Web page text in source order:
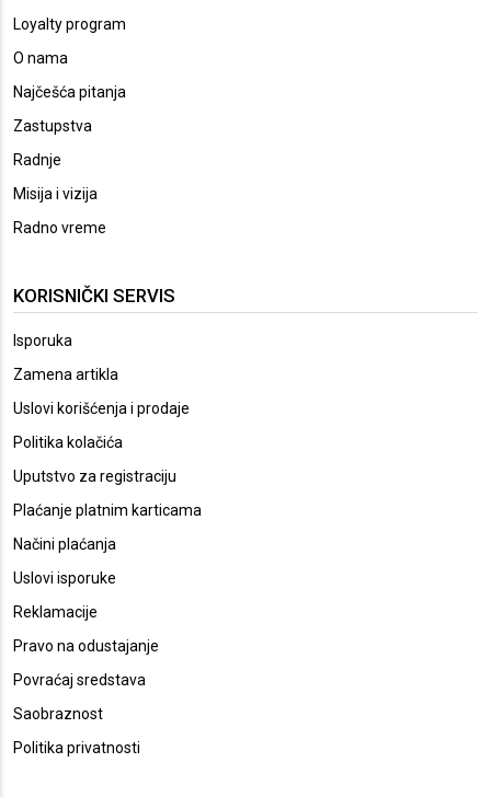
Loyalty program
O nama
Najčešća pitanja
Zastupstva
Radnje
Misija i vizija
Radno vreme
KORISNIČKI SERVIS
Isporuka
Zamena artikla
Uslovi korišćenja i prodaje
Politika kolačića
Uputstvo za registraciju
Plaćanje platnim karticama
Načini plaćanja
Uslovi isporuke
Reklamacije
Pravo na odustajanje
Povraćaj sredstava
Saobraznost
Politika privatnosti